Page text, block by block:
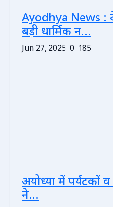
Ayodhya News :
बड़ी धार्मिक न...
Jun 27, 2025 0 185
अयोध्या में पर्यटकों
ने...